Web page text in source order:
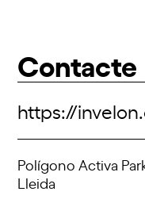
Contacte
https://
Polígono Activa
Lleida